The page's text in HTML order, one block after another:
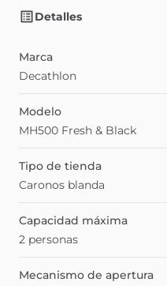
Detalles
Marca
Decathlon
Modelo
MH500 Fresh & Black
Tipo de tienda
Caronos blanda
Capacidad máxima
2 personas
Mecanismo de apertura